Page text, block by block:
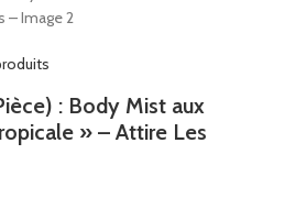
: Body Mist aux
» – Attire Les